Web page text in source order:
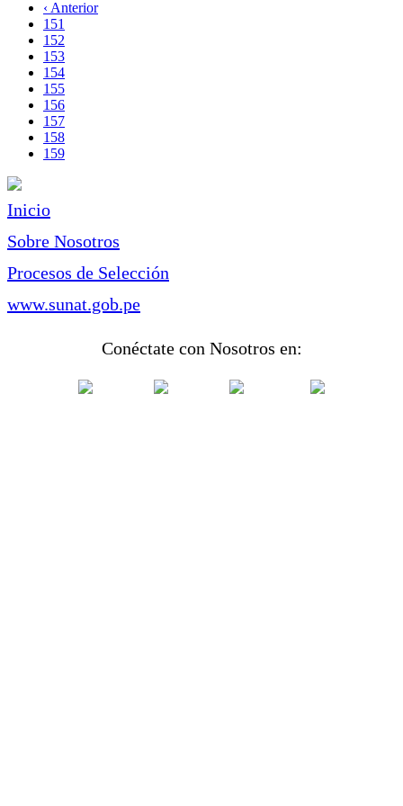
Paginación
página
Página
anterior
‹ Anterior
Page
151
Page
152
Page
153
Page
154
Page
155
Page
156
Page
157
Page
158
Página
159
Inicio
Sobre Nosotros
Procesos de Selección
www.sunat.gob.pe
Conéctate con Nosotros en: